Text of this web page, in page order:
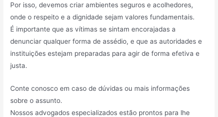
Por isso, devemos criar ambientes seguros e acolhedores,
onde o respeito e a dignidade sejam valores fundamentais.
É importante que as vítimas se sintam encorajadas a
denunciar qualquer forma de assédio, e que as autoridades e
instituições estejam preparadas para agir de forma efetiva e
justa.
Conte conosco em caso de dúvidas ou mais informações
sobre o assunto.
Nossos advogados especializados estão prontos para lhe